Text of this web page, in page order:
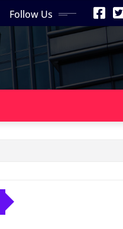
Follow Us